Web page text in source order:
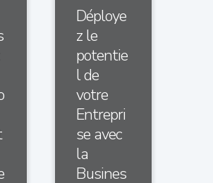
Déploye
z le
potentie
l de
votre
Entrepri
se avec
la
Busines